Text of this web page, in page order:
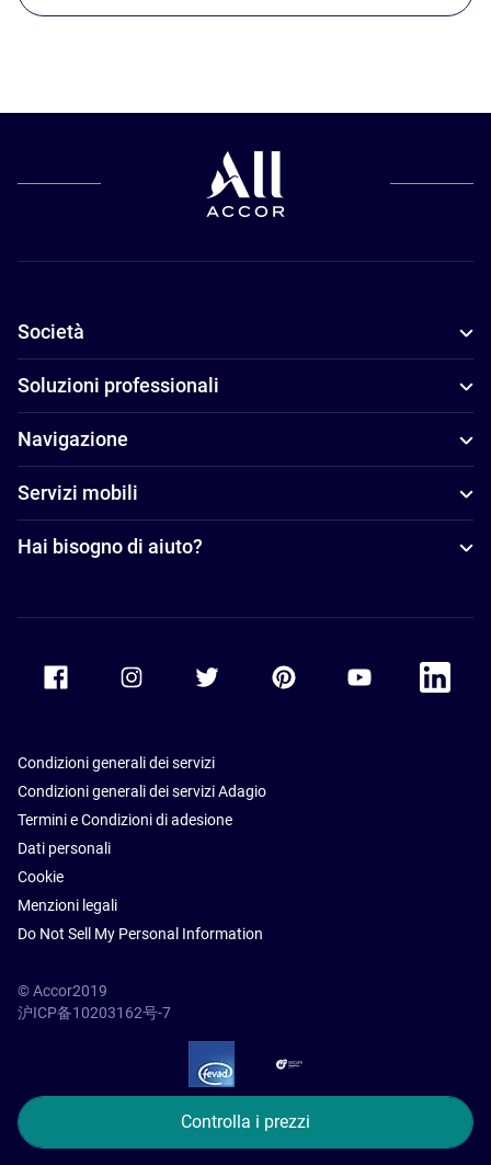
Controlla i prezzi
Società
Soluzioni professionali
Navigazione
Servizi mobili
Hai bisogno di aiuto?
Accor Youtube
Accor
Condizioni generali dei servizi
Condizioni generali dei servizi Adagio
Termini e Condizioni di adesione
Dati personali
Cookie
Menzioni legali
Do Not Sell My Personal Information
© Accor2019
沪ICP备10203162号-7